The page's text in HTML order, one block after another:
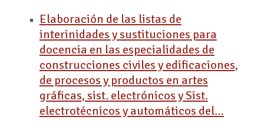
Elaboración de las listas de
interinidades y sustituciones para
docencia en las especialidades de
construcciones civiles y edificaciones,
de procesos y productos en artes
gráficas, sist. electrónicos y Sist.
electrotécnicos y automáticos del…